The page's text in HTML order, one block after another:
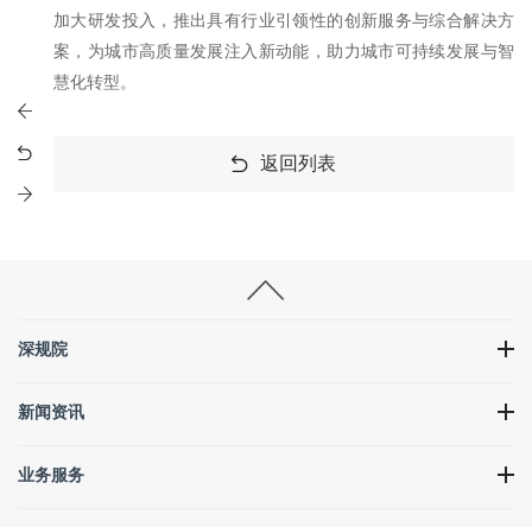
加大研发投入，推出具有行业引领性的创新服务与综合解决方
案，为城市高质量发展注入新动能，助力城市可持续发展与智
慧化转型。
返回列表
深规院
新闻资讯
业务服务